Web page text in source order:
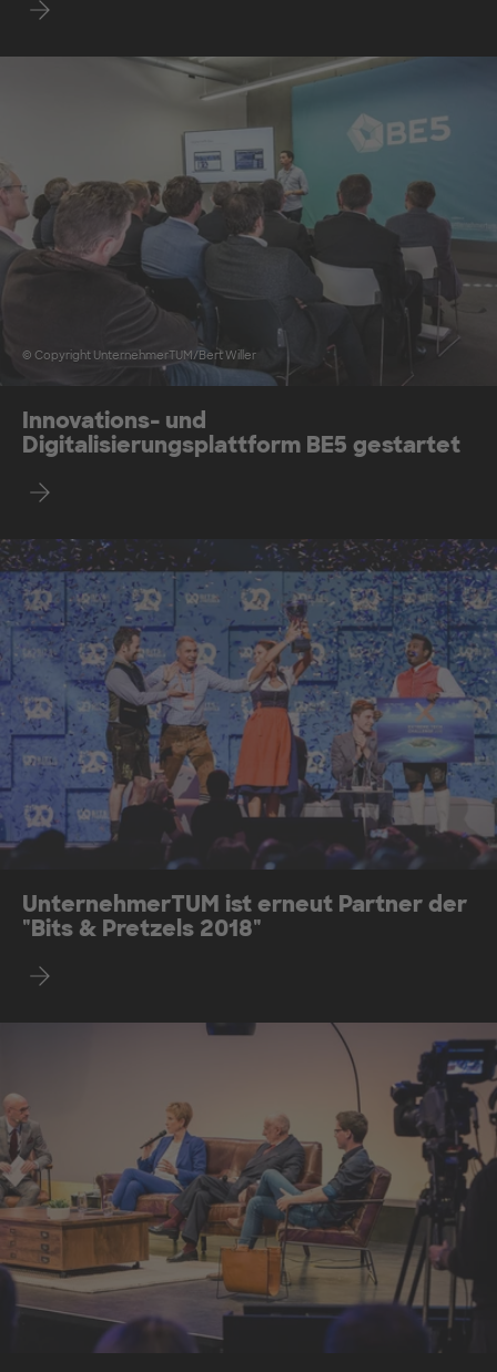
© Copyright UnternehmerTUM/Bert Willer
Innovations- und
Digitalisierungsplattform BE5 gestartet
UnternehmerTUM ist erneut Partner der
"Bits & Pretzels 2018"